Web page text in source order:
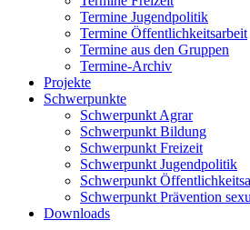
Termine Jugendpolitik
Termine Öffentlichkeitsarbeit
Termine aus den Gruppen
Termine-Archiv
Projekte
Schwerpunkte
Schwerpunkt Agrar
Schwerpunkt Bildung
Schwerpunkt Freizeit
Schwerpunkt Jugendpolitik
Schwerpunkt
Schwerpunkt Prävention
Downloads